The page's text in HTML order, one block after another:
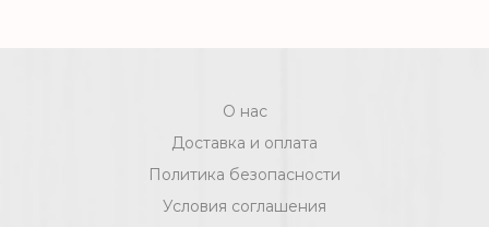
О нас
Доставка и оплата
Политика безопасности
Условия соглашения